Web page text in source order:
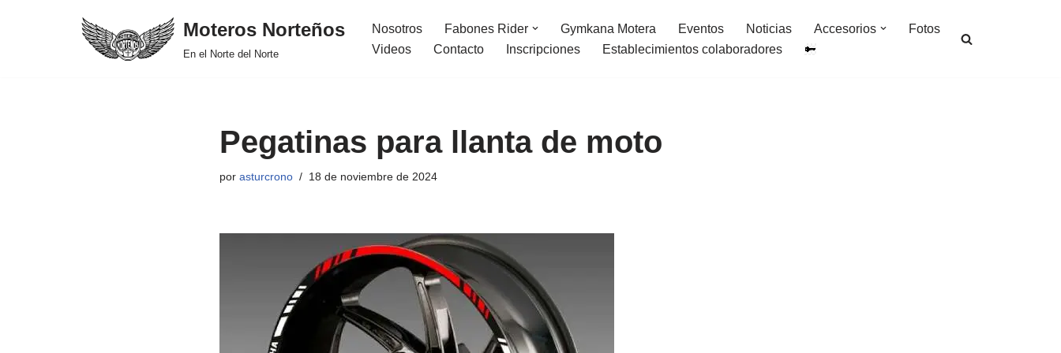
Moteros Norteños
En el Norte del Norte
Nosotros Fabones Rider Gymkana Motera Eventos Noticias Accesorios
Fotos
Videos
Contacto Inscripciones Establecimientos colaboradores
Pegatinas para llanta de moto
por asturcrono 18 de noviembre de 2024